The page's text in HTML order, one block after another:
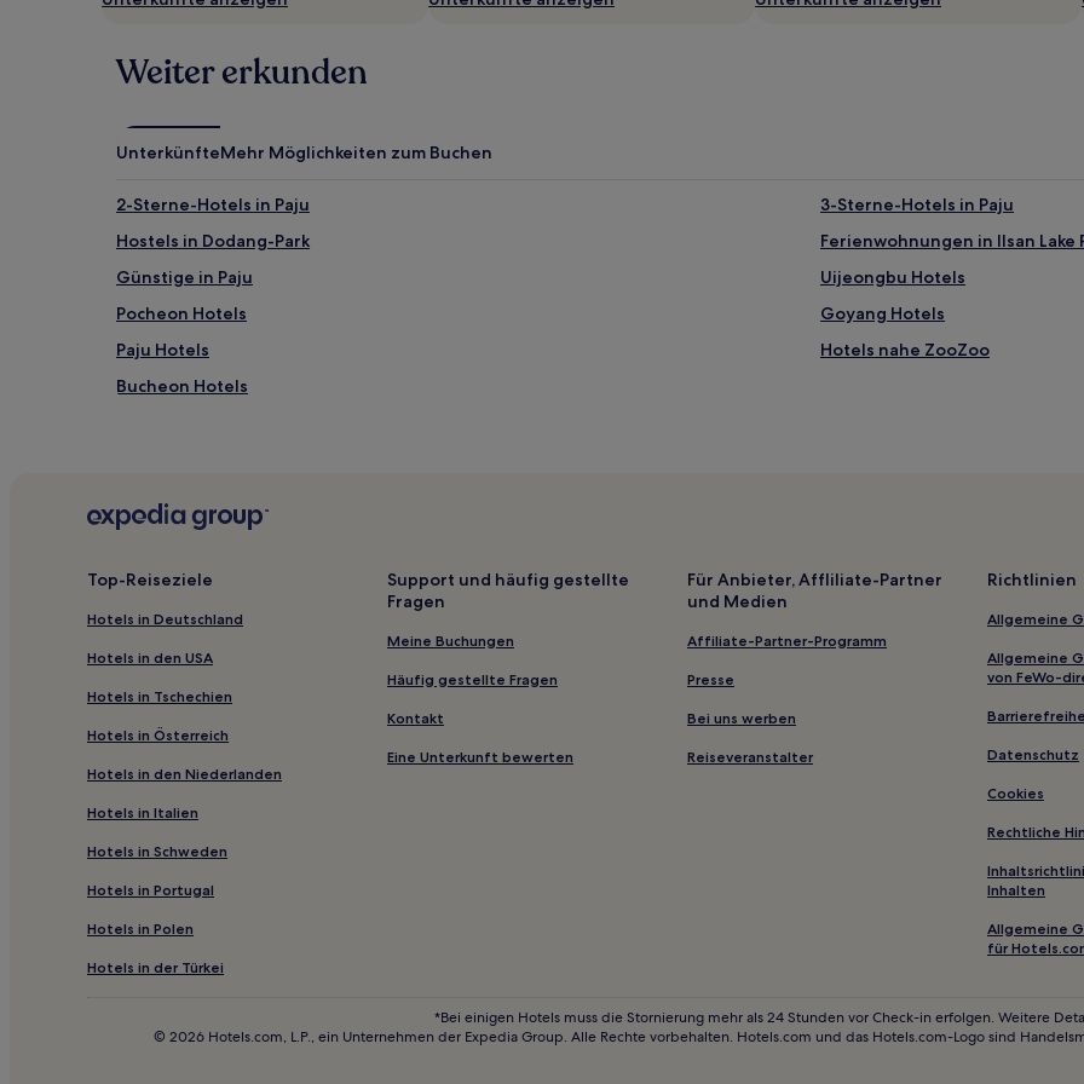
Weiter erkunden
UnterkünfteMehr Möglichkeiten zum Buchen
2-Sterne-Hotels in Paju
3-Sterne-Hotels in Paju
Hostels in Dodang-Park
Ferienwohnungen in Ilsan Lake
Günstige in Paju
Uijeongbu Hotels
Pocheon Hotels
Goyang Hotels
Paju Hotels
Hotels nahe ZooZoo
Bucheon Hotels
Top-Reiseziele
Hotels in Deutschland
Hotels in den USA
Hotels in Tschechien
Hotels in Österreich
Hotels in den Niederlanden
Hotels in Italien
Hotels in Schweden
Hotels in Portugal
Hotels in Polen
Hotels in der Türkei
Support und häufig gestellte
Fragen
Meine Buchungen
Häufig gestellte Fragen
Kontakt
Eine Unterkunft bewerten
Für Anbieter, Affliliate-Partner
und Medien
Affiliate-Partner-Programm
Presse
Bei uns werben
Reiseveranstalter
Richtlinien
Allgemeine
Allgemeine
von FeWo-
Datenschutz
Cookies
Rechtliche
Inhalten
Allgemeine
für
*Bei einigen Hotels muss die Stornierung mehr als 24 Stunden vor Check-in erfolgen. Weitere
© 2026 Hotels.com, L.P., ein Unternehmen der Expedia Group. Alle Rechte vorbehalten. Hotels.com und das Hotels.com-Logo sind